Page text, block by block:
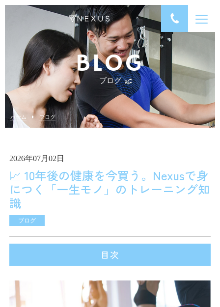
BLOG
ブログ
ホーム ブログ
2026年07月02日
📈 10年後の健康を今買う。Nexusで身
につく「一生モノ」のトレーニング知
識
ブログ
目次